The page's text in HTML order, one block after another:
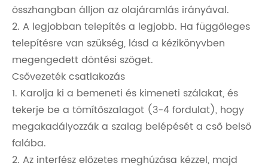
összhangban álljon az olajáramlás irányával.
2. A legjobban telepítés a legjobb. Ha függőleges
telepítésre van szükség, lásd a kézikönyvben
megengedett döntési szöget.
Csővezeték csatlakozás
1. Karolja ki a bemeneti és kimeneti szálakat, és
tekerje be a tömítőszalagot (3-4 fordulat), hogy
megakadályozzák a szalag belépését a cső belső
falába.
2. Az interfész előzetes meghúzása kézzel, majd